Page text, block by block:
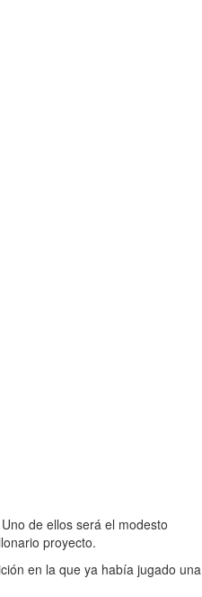
de ellos será el modesto
proyecto.
en la que ya había jugado una